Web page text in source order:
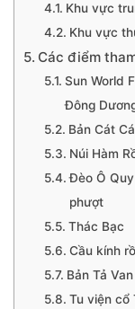
Khu vực
Khu vực
Các điểm
Sun World
Đông
Bản Cát
Núi Hàm
Đèo Ô
phượt
Thác Bạc
Cầu kính
Bản Tả Van
Tu viện cổ